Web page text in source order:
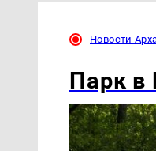
Новости
Парк в